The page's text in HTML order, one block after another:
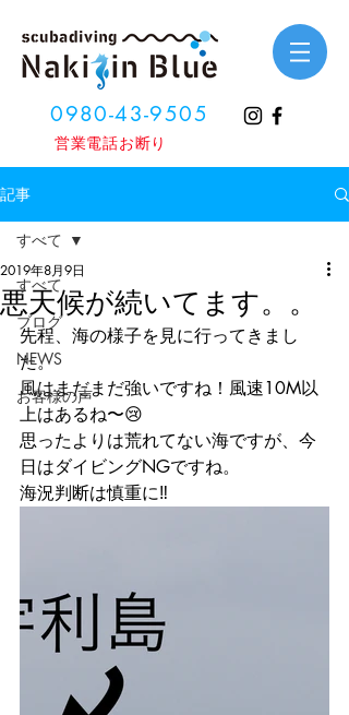
0980-43-9505
​営業電話お断り
記事
すべて
ブログ
NEWS
お客様の声
すべて
悪天候が続いてます。。
2019年8月9日
先程、海の様子を見に行ってきまし
た。
風はまだまだ強いですね！風速10M以
上はあるね〜😢
思ったよりは荒れてない海ですが、今
日はダイビングNGですね。
海況判断は慎重に‼️